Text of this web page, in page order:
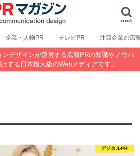
search
企業・人物PR テレビPR 注目企業の広
ンデザインが運営する広報PRの知識やノウハ
する日本最大級のWebメディアです。
デジタルPR